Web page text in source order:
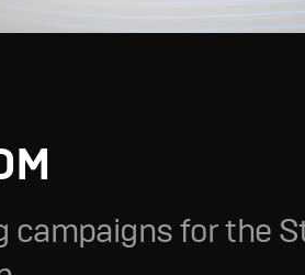
campaigns for the